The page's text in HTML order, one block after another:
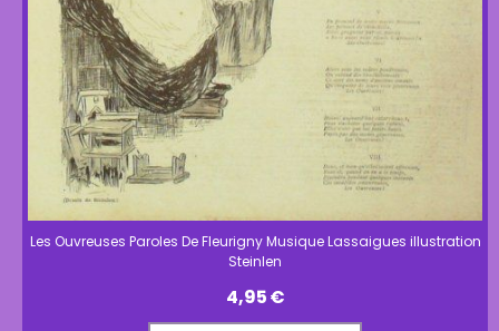
Les Ouvreuses Paroles De Fleurigny Musique Lassaigues illustration
Steinlen
4,95€